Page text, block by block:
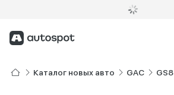
Каталог новых авто GAC GS8